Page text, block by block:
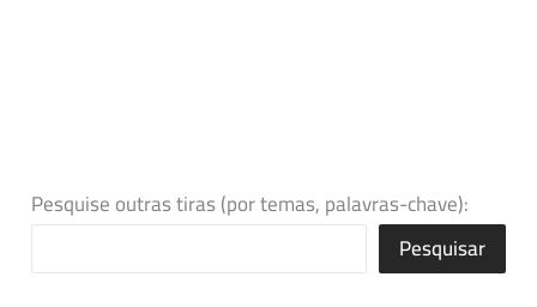
Pesquise outras tiras (por temas, palavras-chave):
Pesquisar